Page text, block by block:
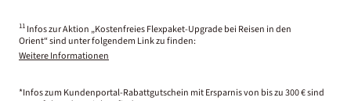
11 Infos zur Aktion „Kostenfreies Flexpaket-Upgrade bei Reisen in den
Orient“ sind unter folgendem Link zu finden:
Weitere Informationen
*Infos zum Kundenportal-Rabattgutschein mit Ersparnis von bis zu 300 € sind